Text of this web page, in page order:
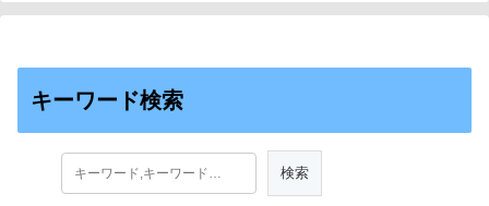
キーワード検索